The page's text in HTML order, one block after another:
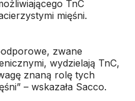
TnC
mięśni.
zwane
wydzielają TnC,
znaną rolę tych
– wskazała Sacco.